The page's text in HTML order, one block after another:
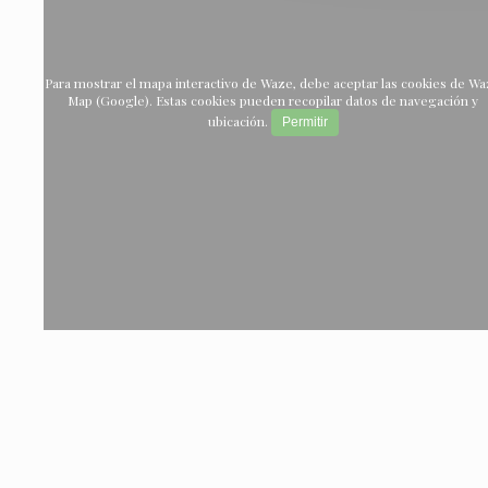
Para mostrar el mapa interactivo de Waze, debe aceptar las cookies de
Map (Google). Estas cookies pueden recopilar datos de navegación y
ubicación.
Permitir